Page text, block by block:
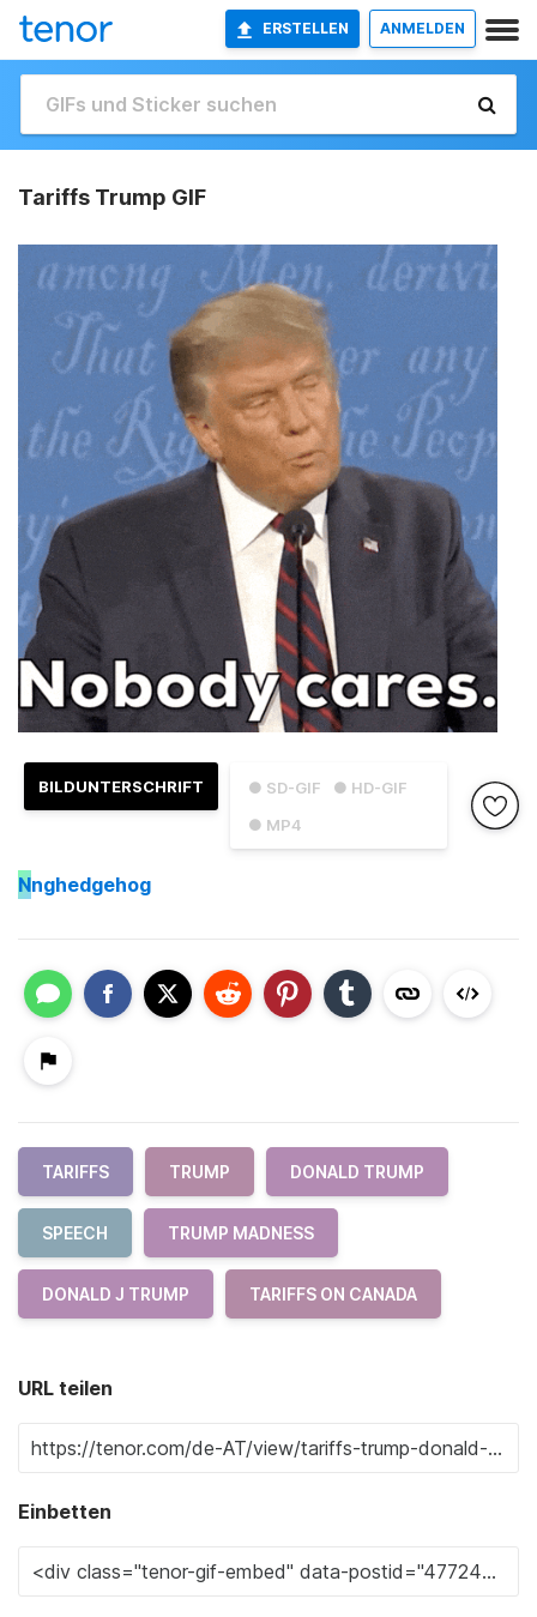
ERSTELLEN ANMELDEN
Tariffs Trump GIF
● SD-GIF
● HD-GIF
● MP4
BILDUNTERSCHRIFT
Nnghedgehog
TARIFFS TRUMP DONALD TRUMP
SPEECH TRUMP MADNESS
DONALD J TRUMP TARIFFS ON CANADA
URL teilen
Einbetten